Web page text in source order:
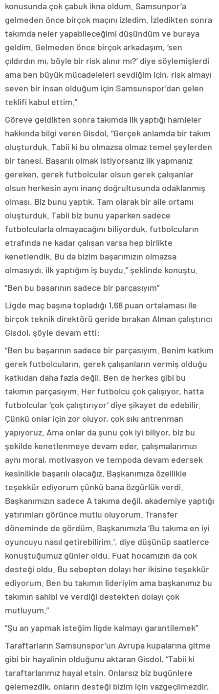
konusunda çok çabuk ikna oldum. Samsunpor’a
gelmeden önce birçok maçını izledim. İzledikten sonra
takımda neler yapabileceğimi düşündüm ve buraya
geldim. Gelmeden önce birçok arkadaşım, ‘sen
çıldırdın mı, böyle bir risk alınır mı?’ diye söylemişlerdi
ama ben büyük mücadeleleri sevdiğim için, risk almayı
seven bir insan olduğum için Samsunspor’dan gelen
teklifi kabul ettim.”
Göreve geldikten sonra takımda ilk yaptığı hamleler
hakkında bilgi veren Gisdol, “Gerçek anlamda bir takım
oluşturduk. Tabii ki bu olmazsa olmaz temel şeylerden
bir tanesi. Başarılı olmak istiyorsanız ilk yapmanız
gereken, gerek futbolcular olsun gerek çalışanlar
olsun herkesin aynı inanç doğrultusunda odaklanmış
olması. Biz bunu yaptık. Tam olarak bir aile ortamı
oluşturduk. Tabii biz bunu yaparken sadece
futbolcularla olmayacağını biliyorduk, futbolcuların
etrafında ne kadar çalışan varsa hep birlikte
kenetlendik. Bu da bizim başarımızın olmazsa
olmasıydı, ilk yaptığım iş buydu.” şeklinde konuştu.
“Ben bu başarının sadece bir parçasıyım”
Ligde maç başına topladığı 1,68 puan ortalaması ile
birçok teknik direktörü geride bırakan Alman çalıştırıcı
Gisdol, şöyle devam etti:
“Ben bu başarının sadece bir parçasıyım. Benim katkım
gerek futbolcuların, gerek çalışanların vermiş olduğu
katkıdan daha fazla değil. Ben de herkes gibi bu
takımın parçasıyım. Her futbolcu çok çalışıyor, hatta
futbolcular ‘çok çalıştırıyor’ diye şikayet de edebilir.
Çünkü onlar için zor oluyor, çok sıkı antrenman
yapıyoruz. Ama onlar da şunu çok iyi biliyor, biz bu
şekilde kenetlenmeye devam eder, çalışmalarımızı
aynı moral, motivasyon ve tempoda devam edersek
kesinlikle başarılı olacağız. Başkanımıza özellikle
teşekkür ediyorum çünkü bana özgürlük verdi.
Başkanımızın sadece A takıma değil, akademiye yaptığı
yatırımları görünce mutlu oluyorum. Transfer
döneminde de gördüm. Başkanımızla ‘Bu takıma en iyi
oyuncuyu nasıl getirebilirim.’, diye düşünüp saatlerce
konuştuğumuz günler oldu. Fuat hocamızın da çok
desteği oldu. Bu sebepten dolayı her ikisine teşekkür
ediyorum. Ben bu takımın lideriyim ama başkanımız bu
takımın sahibi ve verdiği destekten dolayı çok
mutluyum.”
“Şu an yapmak isteğim ligde kalmayı garantilemek”
Taraftarların Samsunspor’un Avrupa kupalarına gitme
gibi bir hayalinin olduğunu aktaran Gisdol, “Tabii ki
taraftarlarımız hayal etsin. Onlarsız biz bugünlere
gelemezdik, onların desteği bizim için vazgeçilmezdir,